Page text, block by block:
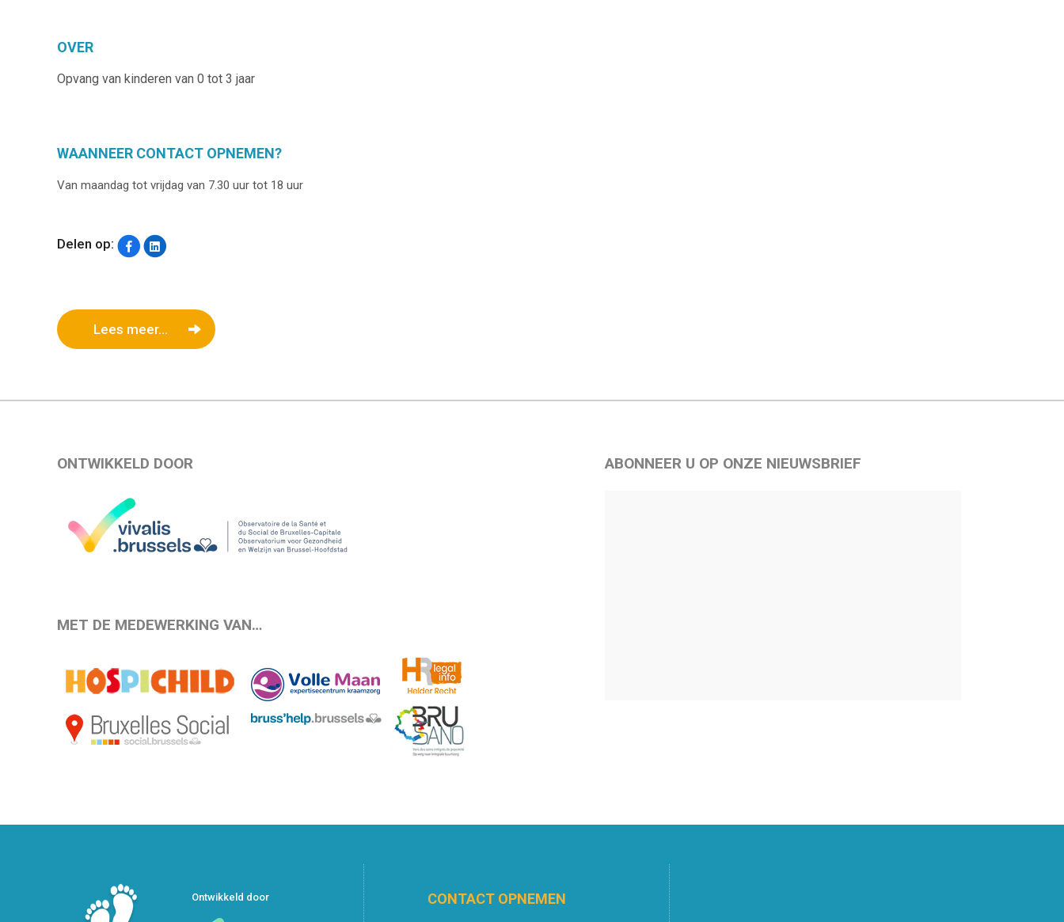
OVER
Opvang van kinderen van 0 tot 3 jaar
WAANNEER CONTACT OPNEMEN?
Van maandag tot vrijdag van 7.30 uur tot 18 uur
Delen op:
Lees meer...
ONTWIKKELD DOOR
MET DE MEDEWERKING VAN…
ABONNEER U OP ONZE NIEUWSBRIEF
Ontwikkeld door CONTACT OPNEMEN